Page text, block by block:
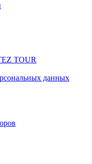
TOUR
данных